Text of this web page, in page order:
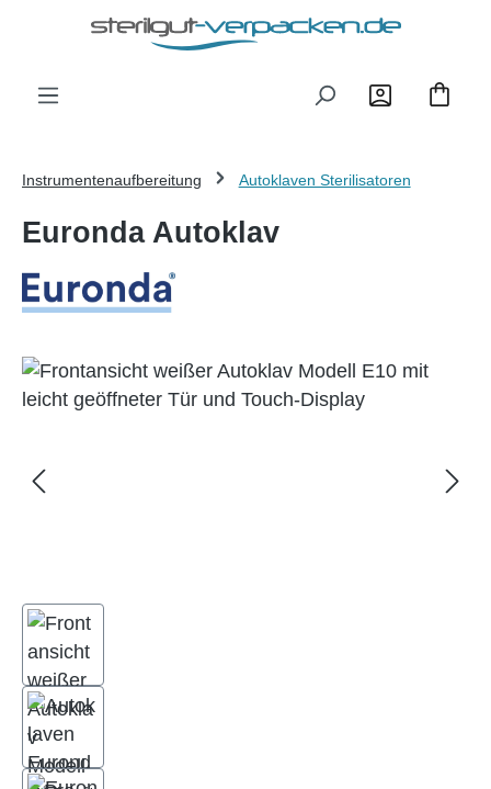
Zum Hauptinhalt springen
Instrumentenaufbereitung Autoklaven Sterilisatoren
Euronda Autoklav
Bildergalerie überspringen